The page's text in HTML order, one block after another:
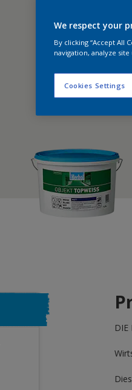
DIE
We respect your
By clicking “Accept All
navigation, analyze
Cookies Settings